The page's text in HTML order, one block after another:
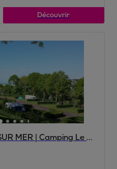
Découvrir
Seine-Maritime, CRIEL SUR MER | Camping Le Mont Joli Bois, 3*